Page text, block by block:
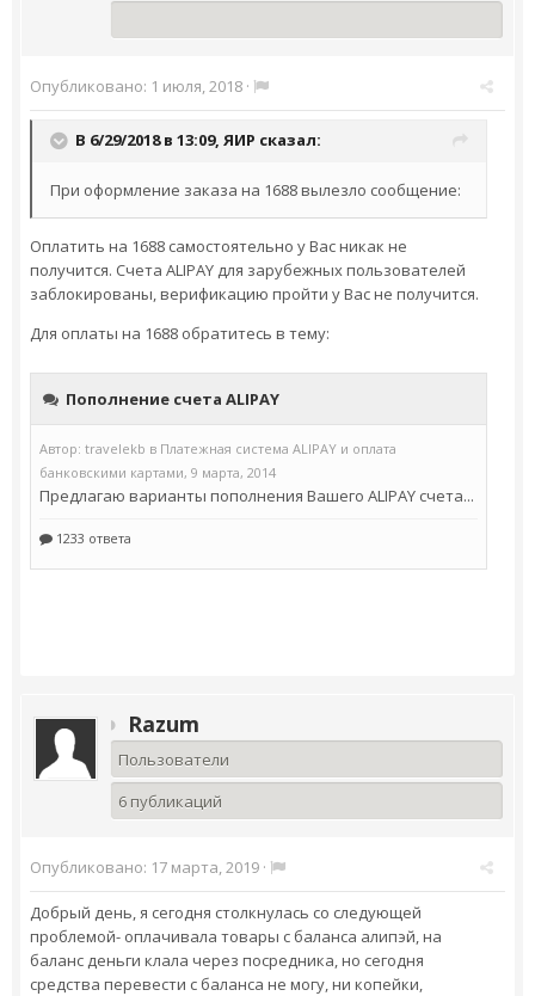
Опубликовано: 1 июля, 2018 ·
В 6/29/2018 в 13:09, ЯИР сказал:
При оформление заказа на 1688 вылезло сообщение:
Оплатить на 1688 самостоятельно у Вас никак не
получится. Счета ALIPAY для зарубежных пользователей
заблокированы, верификацию пройти у Вас не получится.
Для оплаты на 1688 обратитесь в тему:
Razum
Пользователи
6 публикаций
Опубликовано: 17 марта, 2019 ·
Добрый день, я сегодня столкнулась со следующей
проблемой- оплачивала товары с баланса алипэй, на
баланс деньги клала через посредника, но сегодня
средства перевести с баланса не могу, ни копейки,